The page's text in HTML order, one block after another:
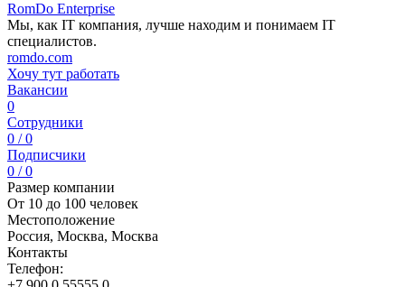
RomDo Enterprise
Мы, как IT компания, лучше находим и понимаем IT
специалистов.
romdo.com
Хочу тут работать
Вакансии
0
Сотрудники
0 / 0
Подписчики
0 / 0
Размер компании
От 10 до 100 человек
Местоположение
Россия, Москва, Москва
Контакты
Телефон: